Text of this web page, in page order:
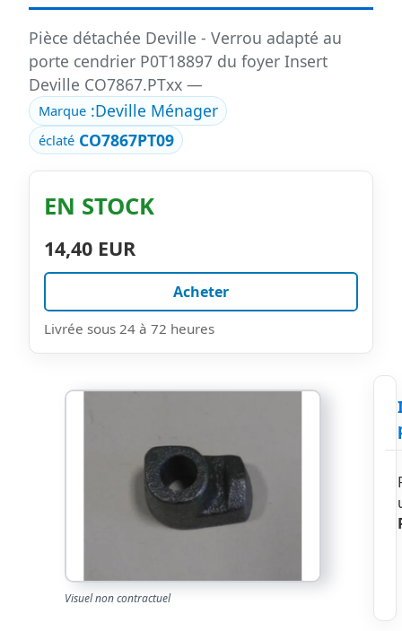
Pièce détachée Deville - Verrou adapté au
porte cendrier P0T18897 du foyer Insert
Deville CO7867.PTxx —
Marque:Deville Ménager
éclaté CO7867PT09
EN STOCK
14,40 EUR
Acheter
Livrée sous 24 à 72 heures
Visuel non contractuel